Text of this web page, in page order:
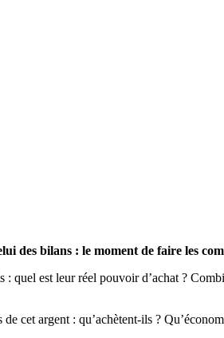
des bilans : le moment de faire les
est leur réel pouvoir d’achat ?
cet argent : qu’achètent-ils ?